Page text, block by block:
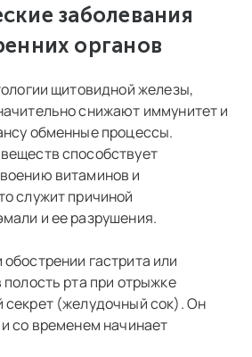
заболевания
органов
щитовидной железы,
снижают иммунитет и
обменные процессы.
способствует
витаминов и
служит причиной
и ее разрушения.
гастрита или
рта при отрыжке
секрет (желудочный сок). Он
со временем начинает